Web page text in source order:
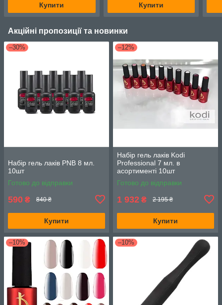
Купити Купити
Акційні пропозиції та новинки
–30%
Набір гель лаків PNB 8 мл.
10шт
Готово до відправки
590 ₴ 840 ₴
Купити
–12%
Набір гель лаків Kodi
Professional 7 мл. в
асортименті 10шт
Готово до відправки
1 932 ₴ 2 195 ₴
Купити
–10% –10%